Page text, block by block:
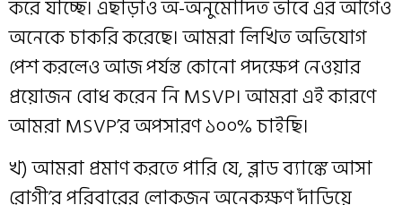
করে যাচ্ছে। এছাড়াও অ-অনুমোদিত ভাবে এর আগেও
অনেকে চাকরি করেছে। আমরা লিখিত অভিযোগ
পেশ করলেও আজ পর্যন্ত কোনো পদক্ষেপ নেওয়ার
প্রয়োজন বোধ করেন নি MSVP। আমরা এই কারণে
আমরা MSVP’র অপসারণ ১০০% চাইছি।
খ) আমরা প্রমাণ করতে পারি যে, ব্লাড ব্যাঙ্কে আসা
রোগী’র পরিবারের লোকজন অনেকক্ষণ দাঁড়িয়ে